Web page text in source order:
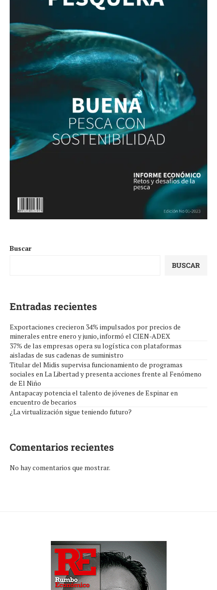
Buscar
BUSCAR
Entradas recientes
Exportaciones crecieron 34% impulsados por precios de
minerales entre enero y junio, informó el CIEN-ADEX
37% de las empresas opera su logística con plataformas
aisladas de sus cadenas de suministro
Titular del Midis supervisa funcionamiento de programas
sociales en La Libertad y presenta acciones frente al Fenómeno
de El Niño
Antapacay potencia el talento de jóvenes de Espinar en
encuentro de becarios
¿La virtualización sigue teniendo futuro?
Comentarios recientes
No hay comentarios que mostrar.